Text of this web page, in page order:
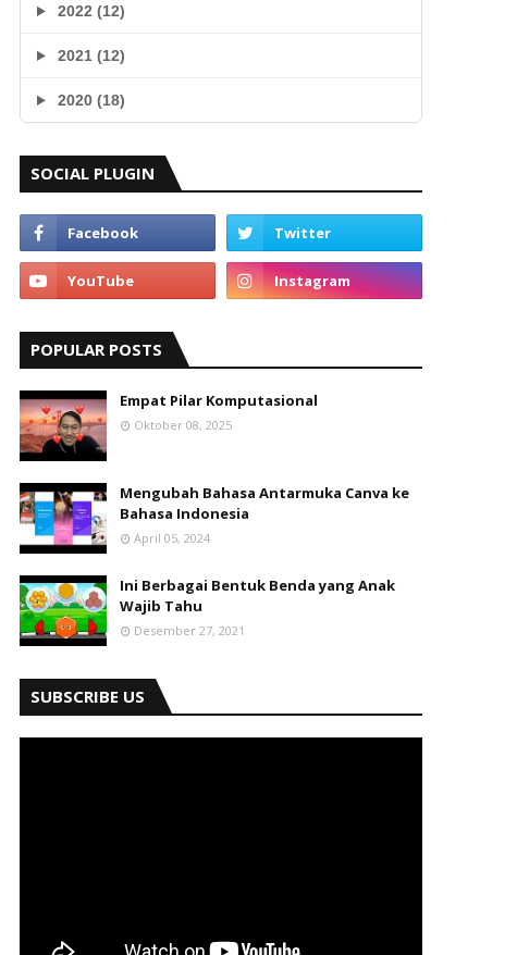
2022 (12)
2021 (12)
2020 (18)
SOCIAL PLUGIN
POPULAR POSTS
Empat Pilar Komputasional
Oktober 08, 2025
Mengubah Bahasa Antarmuka Canva ke
Bahasa Indonesia
April 05, 2024
Ini Berbagai Bentuk Benda yang Anak
Wajib Tahu
Desember 27, 2021
SUBSCRIBE US